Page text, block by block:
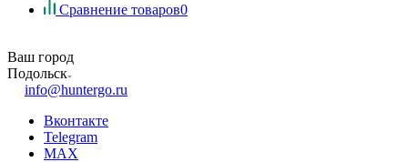
Сравнение товаров0
Ваш город
Подольск
info@huntergo.ru
Вконтакте
Telegram
MAX